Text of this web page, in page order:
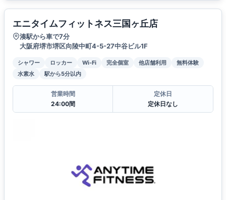
エニタイムフィットネス三国ヶ丘店
湊駅から車で7分
大阪府堺市堺区向陵中町4-5-27中谷ビル1F
シャワー ロッカー Wi-Fi 完全個室 他店舗利用
無料体験
水素水
駅から5分以内
営業時間
24:00間
定休日
定休日なし